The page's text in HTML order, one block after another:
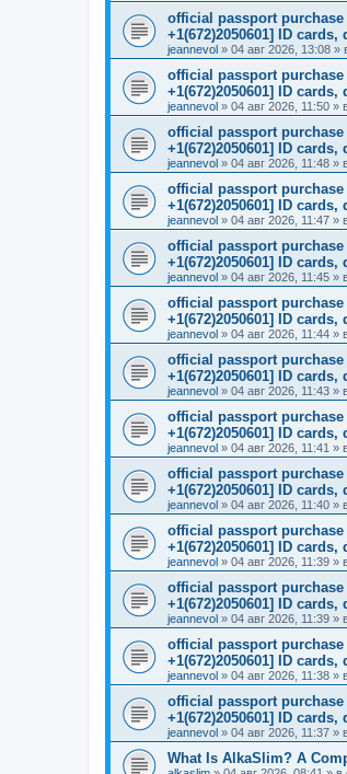
official passport purchase
+1(672)2050601] ID cards,
jeannevol » 04 авг 2026, 13:08 »
official passport purchase
+1(672)2050601] ID cards,
jeannevol » 04 авг 2026, 11:50 »
official passport purchase
+1(672)2050601] ID cards,
jeannevol » 04 авг 2026, 11:48 »
official passport purchase
+1(672)2050601] ID cards,
jeannevol » 04 авг 2026, 11:47 »
official passport purchase
+1(672)2050601] ID cards,
jeannevol » 04 авг 2026, 11:45 »
official passport purchase
+1(672)2050601] ID cards,
jeannevol » 04 авг 2026, 11:44 »
official passport purchase
+1(672)2050601] ID cards,
jeannevol » 04 авг 2026, 11:43 »
official passport purchase
+1(672)2050601] ID cards,
jeannevol » 04 авг 2026, 11:41 »
official passport purchase
+1(672)2050601] ID cards,
jeannevol » 04 авг 2026, 11:40 »
official passport purchase
+1(672)2050601] ID cards,
jeannevol » 04 авг 2026, 11:39 »
official passport purchase
+1(672)2050601] ID cards,
jeannevol » 04 авг 2026, 11:39 »
official passport purchase
+1(672)2050601] ID cards,
jeannevol » 04 авг 2026, 11:38 »
official passport purchase
+1(672)2050601] ID cards,
jeannevol » 04 авг 2026, 11:37 »
What Is AlkaSlim? A